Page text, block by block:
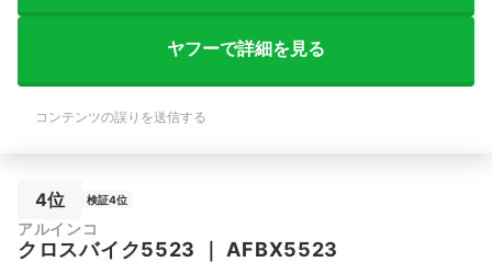
ヤフーで詳細を見る
コンテンツの誤りを送信する
4位 検証4位
アルインコ
クロスバイク5523 ｜ AFBX5523